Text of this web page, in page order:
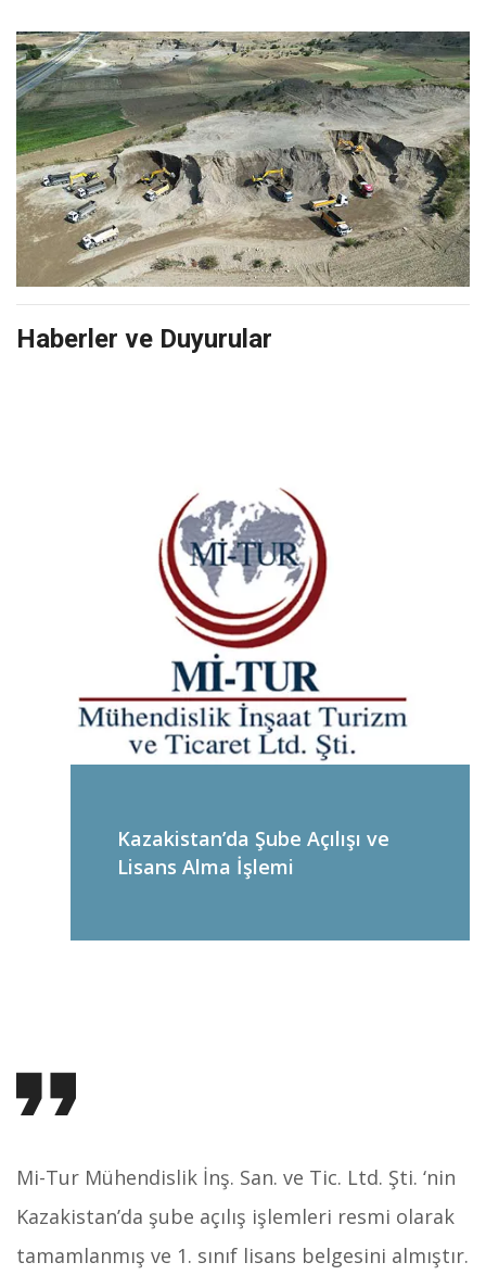
Haberler ve Duyurular
Kazakistan’da Şube Açılışı ve
Lisans Alma İşlemi
Mi-Tur Mühendislik İnş. San. ve Tic. Ltd. Şti. ‘nin
Kazakistan’da şube açılış işlemleri resmi olarak
tamamlanmış ve 1. sınıf lisans belgesini almıştır.